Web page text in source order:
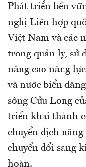
Phát triển bền
nghị Liên hợp
Việt Nam và các
trong quản lý, sử
nâng cao năng
và nước biển
sông Cửu Long
triển khai thành
chuyển dịch
chuyển đổi sang
hoàn.